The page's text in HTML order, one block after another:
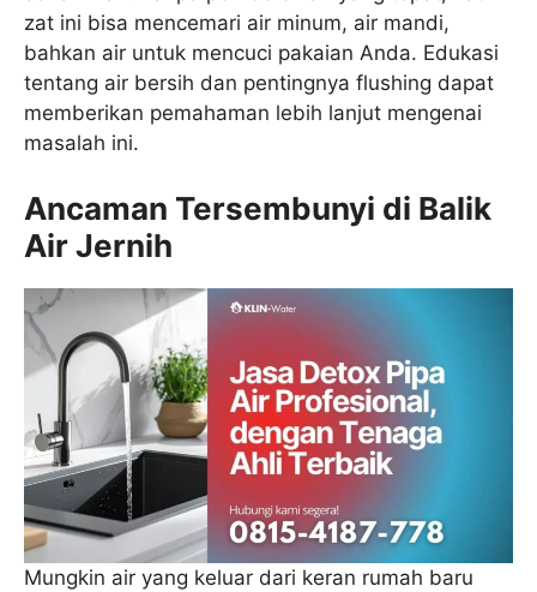
zat ini bisa mencemari air minum, air mandi,
bahkan air untuk mencuci pakaian Anda. Edukasi
tentang air bersih dan pentingnya flushing dapat
memberikan pemahaman lebih lanjut mengenai
masalah ini.
Ancaman Tersembunyi di Balik
Air Jernih
Mungkin air yang keluar dari keran rumah baru